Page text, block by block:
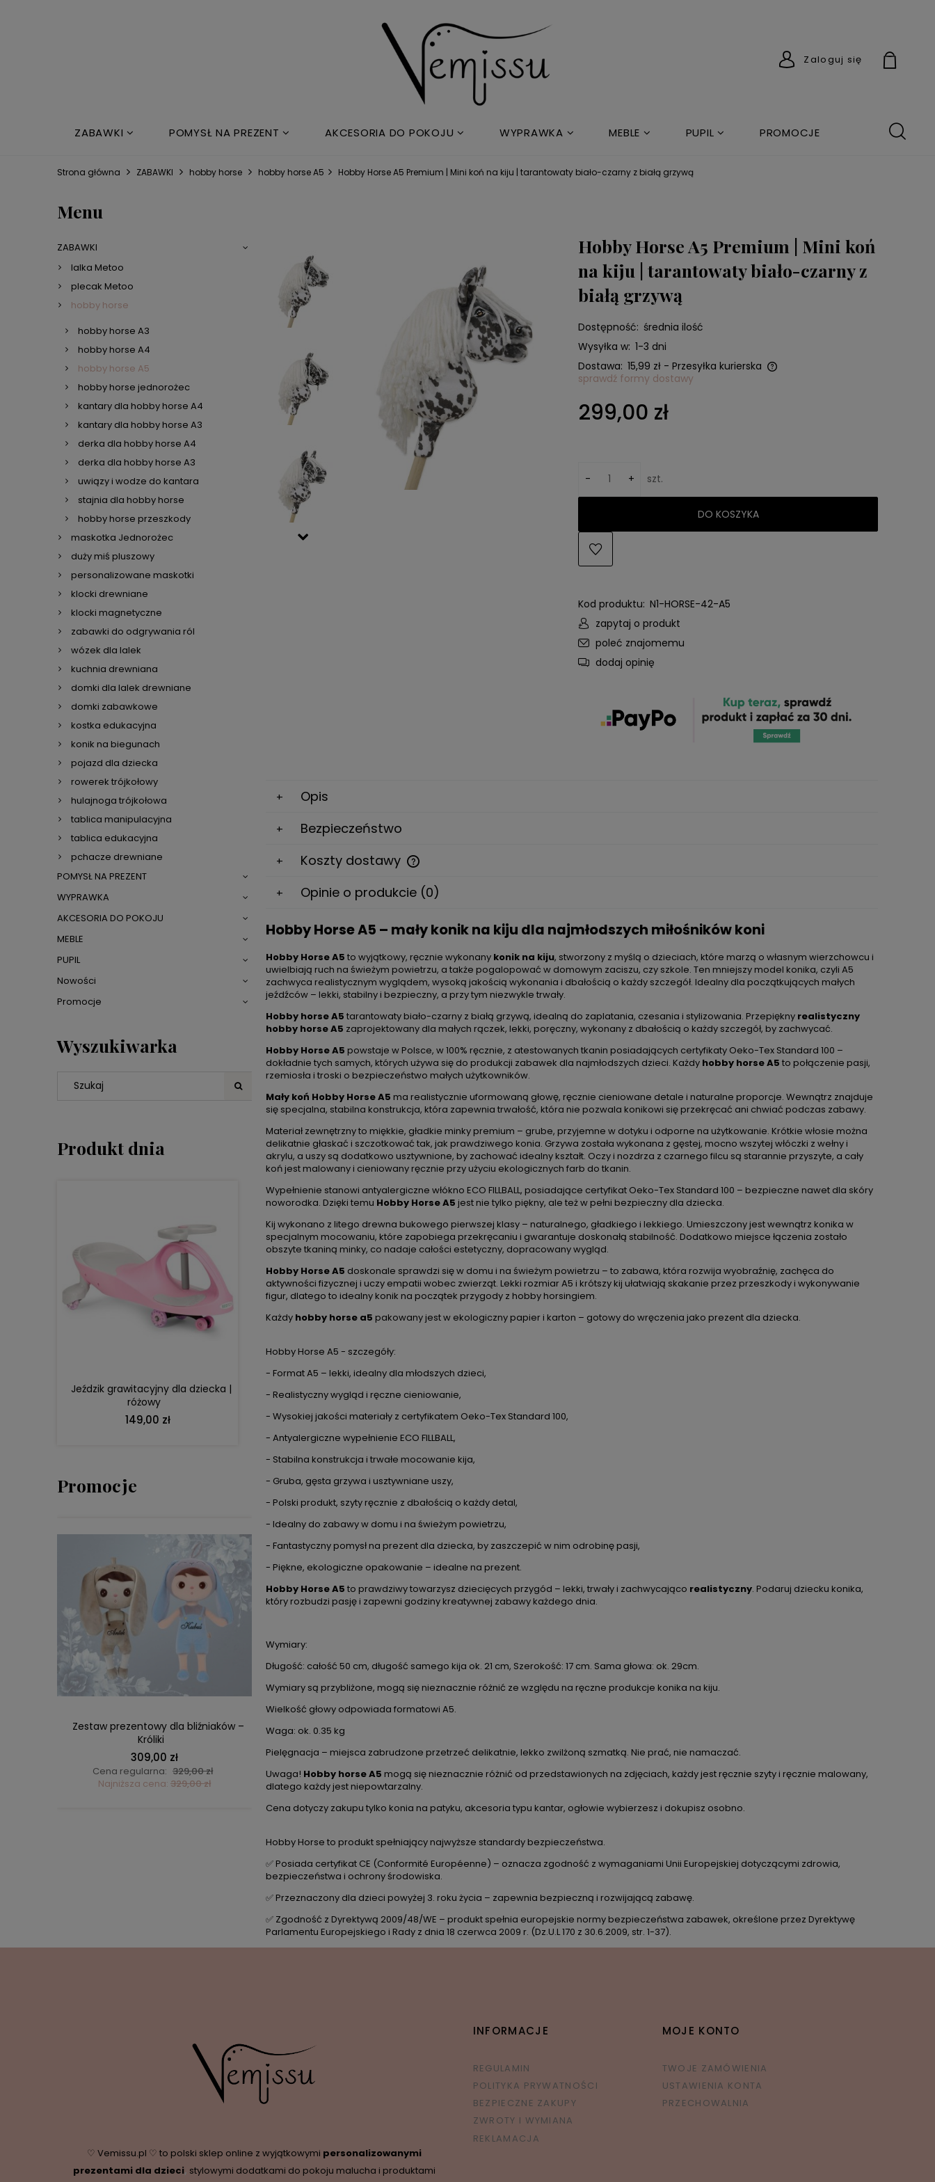
Zaloguj się
ZABAWKI POMYSŁ NA PREZENT AKCESORIA DO POKOJU WYPRAWKA MEBLE PUPIL PROMOCJE
NOWOŚCI ŁÓŻKO DZIECIĘCE
Strona główna ZABAWKI hobby horse hobby horse A5 Hobby Horse A5 Premium | Mini koń na kiju | tarantowaty biało-czarny z białą grzywą
Menu
ZABAWKI
lalka Metoo
plecak Metoo
hobby horse
hobby horse A3
hobby horse A4
hobby horse A5
hobby horse jednorożec
kantary dla hobby horse A4
kantary dla hobby horse A3
derka dla hobby horse A4
derka dla hobby horse A3
uwiązy i wodze do kantara
stajnia dla hobby horse
hobby horse przeszkody
maskotka Jednorożec
duży miś pluszowy
personalizowane maskotki
klocki drewniane
klocki magnetyczne
zabawki do odgrywania ról
wózek dla lalek
kuchnia drewniana
domki dla lalek drewniane
domki zabawkowe
kostka edukacyjna
konik na biegunach
pojazd dla dziecka
rowerek trójkołowy
hulajnoga trójkołowa
tablica manipulacyjna
tablica edukacyjna
pchacze drewniane
POMYSŁ NA PREZENT
WYPRAWKA
AKCESORIA DO POKOJU
MEBLE
PUPIL
Nowości
Promocje
Wyszukiwarka
Produkt dnia
Jeździk grawitacyjny dla dziecka |
różowy
149,00 zł
DO KOSZYKA
Promocje
Zestaw prezentowy dla bliźniaków –
Króliki
309,00 zł
Cena regularna: 329,00 zł
Najniższa cena: 329,00 zł
Lalka Metoo personalizowana Puszysty
Królik liliowy
131,00 zł
Cena regularna: 149,99 zł
Najniższa cena:130,00 zł
DO KOSZYKA
121,00 zł
Cena regularna: 139,99 zł
Najniższa cena:
120,00 zł
DO KOSZYKA
Cena regularna: 149,99 zł
Najniższa cena:
Hobby Horse A5 Premium | Mini koń
na kiju | tarantowaty biało-czarny z
białą grzywą
Dostępność: średnia ilość
Wysyłka w: 1-3 dni
Dostawa: 15,99 zł - Przesyłka kurierska
kosztów płatności
sprawdź formy dostawy
299,00 zł
- + szt.
DO KOSZYKA
Kod produktu: N1-HORSE-42-A5
zapytaj o produkt
poleć znajomemu
dodaj opinię
Opis
Bezpieczeństwo
Koszty dostawy
Cena nie zawiera ewentualnych
Opinie o produkcie (0)
Hobby Horse A5 – mały konik na kiju dla najmłodszych miłośników koni
Hobby Horse A5 to wyjątkowy, ręcznie wykonany konik na kiju, stworzony z myślą o dzieciach, które marzą o własnym wierzchowcu i
uwielbiają ruch na świeżym powietrzu, a także pogalopować w domowym zaciszu, czy szkole. Ten mniejszy model konika, czyli A5
zachwyca realistycznym wyglądem, wysoką jakością wykonania i dbałością o każdy szczegół. Idealny dla początkujących małych
jeźdźców – lekki, stabilny i bezpieczny, a przy tym niezwykle trwały.
Hobby horse A5 tarantowaty biało-czarny z białą grzywą, idealną do zaplatania, czesania i stylizowania. Przepiękny realistyczny
hobby horse A5 zaprojektowany dla małych rączek, lekki, poręczny, wykonany z dbałością o każdy szczegół, by zachwycać.
Hobby Horse A5 powstaje w Polsce, w 100% ręcznie, z atestowanych tkanin posiadających certyfikaty Oeko-Tex Standard 100 –
dokładnie tych samych, których używa się do produkcji zabawek dla najmłodszych dzieci. Każdy hobby horse A5 to połączenie pasji,
rzemiosła i troski o bezpieczeństwo małych użytkowników.
Mały koń Hobby Horse A5 ma realistycznie uformowaną głowę, ręcznie cieniowane detale i naturalne proporcje. Wewnątrz znajduje
się specjalna, stabilna konstrukcja, która zapewnia trwałość, która nie pozwala konikowi się przekręcać ani chwiać podczas zabawy.
Materiał zewnętrzny to miękkie, gładkie minky premium – grube, przyjemne w dotyku i odporne na użytkowanie. Krótkie włosie można
delikatnie głaskać i szczotkować tak, jak prawdziwego konia. Grzywa została wykonana z gęstej, mocno wszytej włóczki z wełny i
akrylu, a uszy są dodatkowo usztywnione, by zachować idealny kształt. Oczy i nozdrza z czarnego filcu są starannie przyszyte, a cały
koń jest malowany i cieniowany ręcznie przy użyciu ekologicznych farb do tkanin.
Wypełnienie stanowi antyalergiczne włókno ECO FILLBALL, posiadające certyfikat Oeko-Tex Standard 100 – bezpieczne nawet dla skóry
noworodka. Dzięki temu Hobby Horse A5 jest nie tylko piękny, ale też w pełni bezpieczny dla dziecka.
Kij wykonano z litego drewna bukowego pierwszej klasy – naturalnego, gładkiego i lekkiego. Umieszczony jest wewnątrz konika w
specjalnym mocowaniu, które zapobiega przekręcaniu i gwarantuje doskonałą stabilność. Dodatkowo miejsce łączenia zostało
obszyte tkaniną minky, co nadaje całości estetyczny, dopracowany wygląd.
Hobby Horse A5 doskonale sprawdzi się w domu i na świeżym powietrzu – to zabawa, która rozwija wyobraźnię, zachęca do
aktywności fizycznej i uczy empatii wobec zwierząt. Lekki rozmiar A5 i krótszy kij ułatwiają skakanie przez przeszkody i wykonywanie
figur, dlatego to idealny konik na początek przygody z hobby horsingiem.
Każdy hobby horse a5 pakowany jest w ekologiczny papier i karton – gotowy do wręczenia jako prezent dla dziecka.
Hobby Horse A5 - szczegóły:
- Format A5 – lekki, idealny dla młodszych dzieci,
- Realistyczny wygląd i ręczne cieniowanie,
- Wysokiej jakości materiały z certyfikatem Oeko-Tex Standard 100,
- Antyalergiczne wypełnienie ECO FILLBALL,
- Stabilna konstrukcja i trwałe mocowanie kija,
- Gruba, gęsta grzywa i usztywniane uszy,
- Polski produkt, szyty ręcznie z dbałością o każdy detal,
- Idealny do zabawy w domu i na świeżym powietrzu,
- Fantastyczny pomysł na prezent dla dziecka, by zaszczepić w nim odrobinę pasji,
- Piękne, ekologiczne opakowanie – idealne na prezent.
Hobby Horse A5 to prawdziwy towarzysz dziecięcych przygód – lekki, trwały i zachwycająco realistyczny. Podaruj dziecku konika,
który rozbudzi pasję i zapewni godziny kreatywnej zabawy każdego dnia.
Wymiary:
Długość: całość 50 cm, długość samego kija ok. 21 cm, Szerokość: 17 cm. Sama głowa: ok. 29cm.
Wymiary są przybliżone, mogą się nieznacznie różnić ze względu na ręczne produkcje konika na kiju.
Wielkość głowy odpowiada formatowi A5.
Waga: ok. 0.35 kg
Pielęgnacja – miejsca zabrudzone przetrzeć delikatnie, lekko zwilżoną szmatką. Nie prać, nie namaczać.
Uwaga! Hobby horse A5 mogą się nieznacznie różnić od przedstawionych na zdjęciach, każdy jest ręcznie szyty i ręcznie malowany,
dlatego każdy jest niepowtarzalny.
Cena dotyczy zakupu tylko konia na patyku, akcesoria typu kantar, ogłowie wybierzesz i dokupisz osobno.
Hobby Horse to produkt spełniający najwyższe standardy bezpieczeństwa.
✅ Posiada certyfikat CE (Conformité Européenne) – oznacza zgodność z wymaganiami Unii Europejskiej dotyczącymi zdrowia,
bezpieczeństwa i ochrony środowiska.
✅ Przeznaczony dla dzieci powyżej 3. roku życia – zapewnia bezpieczną i rozwijającą zabawę.
✅ Zgodność z Dyrektywą 2009/48/WE – produkt spełnia europejskie normy bezpieczeństwa zabawek, określone przez Dyrektywę
Parlamentu Europejskiego i Rady z dnia 18 czerwca 2009 r. (Dz.U.L 170 z 30.6.2009, str. 1-37).
♡ Vemissu.pl ♡ to polski sklep online z wyjątkowymi personalizowanymi
prezentami dla dzieci, stylowymi dodatkami do pokoju malucha i produktami
INFORMACJE
REGULAMIN
POLITYKA PRYWATNOŚCI
BEZPIECZNE ZAKUPY
ZWROTY I WYMIANA
REKLAMACJA
MOJE KONTO
TWOJE ZAMÓWIENIA
USTAWIENIA KONTA
PRZECHOWALNIA